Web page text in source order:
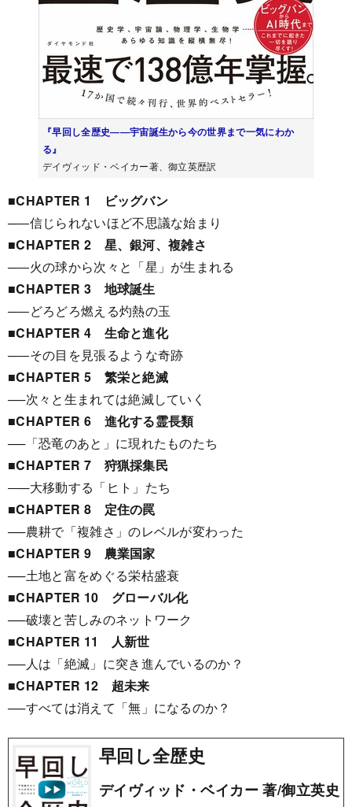
『早回し全歴史――宇宙誕生から今の世界まで一気にわか
る』
デイヴィッド・ベイカー著、御立英歴訳
■CHAPTER 1 ビッグバン
─―信じられないほど不思議な始まり
■CHAPTER 2 星、銀河、複雑さ
─―火の球から次々と「星」が生まれる
■CHAPTER 3 地球誕生
─―どろどろ燃える灼熱の玉
■CHAPTER 4 生命と進化
─―その目を見張るような奇跡
■CHAPTER 5 繁栄と絶滅
──次々と生まれては絶滅していく
■CHAPTER 6 進化する霊長類
──「恐竜のあと」に現れたものたち
■CHAPTER 7 狩猟採集民
―─大移動する「ヒト」たち
■CHAPTER 8 定住の罠
──農耕で「複雑さ」のレベルが変わった
■CHAPTER 9 農業国家
──土地と富をめぐる栄枯盛衰
■CHAPTER 10 グローバル化
──破壊と苦しみのネットワーク
■CHAPTER 11 人新世
──人は「絶滅」に突き進んでいるのか？
■CHAPTER 12 超未来
──すべては消えて「無」になるのか？
早回し全歴史
デイヴィッド・ベイカー 著/御立英史